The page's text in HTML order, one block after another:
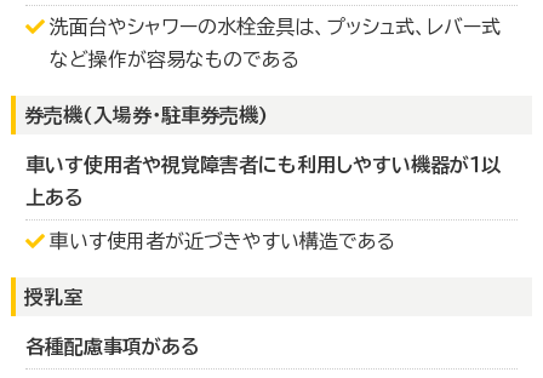
洗面台やシャワーの水栓金具は、プッシュ式、レバー式
など操作が容易なものである
券売機(入場券・駐車券売機)
車いす使用者や視覚障害者にも利用しやすい機器が１以
上ある
車いす使用者が近づきやすい構造である
授乳室
各種配慮事項がある